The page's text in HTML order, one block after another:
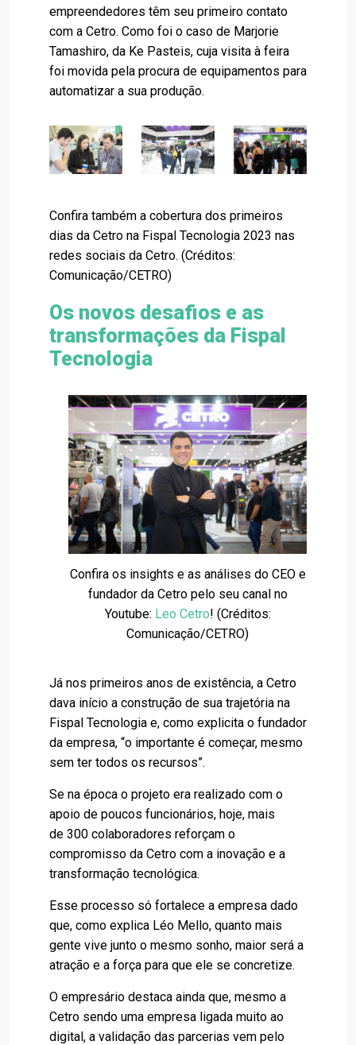
empreendedores têm seu primeiro contato
com a Cetro. Como foi o caso de Marjorie
Tamashiro, da Ke Pasteis, cuja visita à feira
foi movida pela procura de equipamentos para
automatizar a sua produção.
Confira também a cobertura dos primeiros
dias da Cetro na Fispal Tecnologia 2023 nas
redes sociais da Cetro. (Créditos:
Comunicação/CETRO)
Os novos desafios e as
transformações da Fispal
Tecnologia
Confira os insights e as análises do CEO e
fundador da Cetro pelo seu canal no
Youtube: Leo Cetro! (Créditos:
Comunicação/CETRO)
Já nos primeiros anos de existência, a Cetro
dava início a construção de sua trajetória na
Fispal Tecnologia e, como explicita o fundador
da empresa, “o importante é começar, mesmo
sem ter todos os recursos”.
Se na época o projeto era realizado com o
apoio de poucos funcionários, hoje, mais
de 300 colaboradores reforçam o
compromisso da Cetro com a inovação e a
transformação tecnológica.
Esse processo só fortalece a empresa dado
que, como explica Léo Mello, quanto mais
gente vive junto o mesmo sonho, maior será a
atração e a força para que ele se concretize.
O empresário destaca ainda que, mesmo a
Cetro sendo uma empresa ligada muito ao
digital, a validação das parcerias vem pelo